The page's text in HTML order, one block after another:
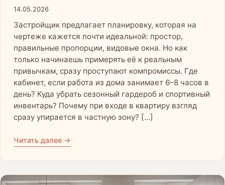
14.05.2026
Застройщик предлагает планировку, которая на
чертеже кажется почти идеальной: простор,
правильные пропорции, видовые окна. Но как
только начинаешь примерять её к реальным
привычкам, сразу проступают компромиссы. Где
кабинет, если работа из дома занимает 6–8 часов в
день? Куда убрать сезонный гардероб и спортивный
инвентарь? Почему при входе в квартиру взгляд
сразу упирается в частную зону? […]
Читать далее →